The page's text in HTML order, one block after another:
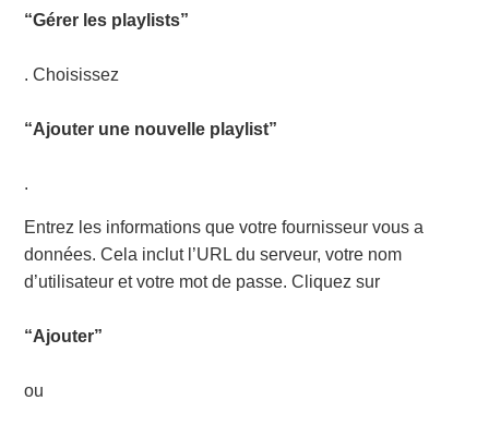
“Gérer les playlists”
. Choisissez
“Ajouter une nouvelle playlist”
.
Entrez les informations que votre fournisseur vous a
données. Cela inclut l’URL du serveur, votre nom
d’utilisateur et votre mot de passe. Cliquez sur
“Ajouter”
ou